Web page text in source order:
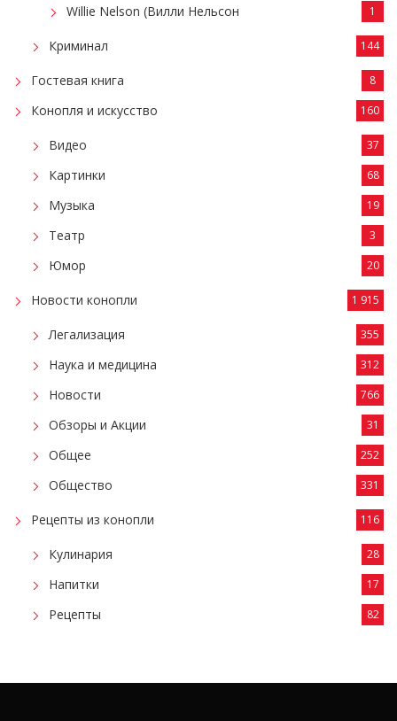
Willie Nelson (Вилли Нельсон 1
Криминал 144
Гостевая книга 8
Конопля и искусство 160
Видео 37
Картинки 68
Музыка 19
Театр 3
Юмор 20
Новости конопли 1 915
Легализация 355
Наука и медицина 312
Новости 766
Обзоры и Акции 31
Общее 252
Общество 331
Рецепты из конопли 116
Кулинария 28
Напитки 17
Рецепты 82